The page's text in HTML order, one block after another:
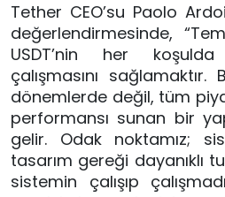
Tether CEO’su Paolo
değerlendirmesinde,
USDT’nin her
çalışmasını sağlamaktır.
dönemlerde değil, tüm
performansı sunan bir
gelir. Odak noktamız;
tasarım gereği dayanıklı
sistemin çalışıp